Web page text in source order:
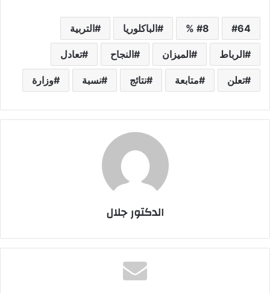
64
8 % الباكلوريا التربية
الرباط الميزان النجاح تعادل
تعلن متابعة نتائج نسبة وزارة
الدكتور جلال